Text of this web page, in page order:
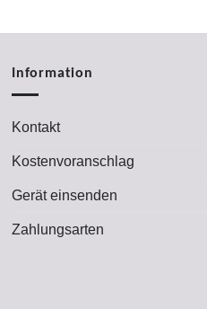
Information
Kontakt
Kostenvoranschlag
Gerät einsenden
Zahlungsarten